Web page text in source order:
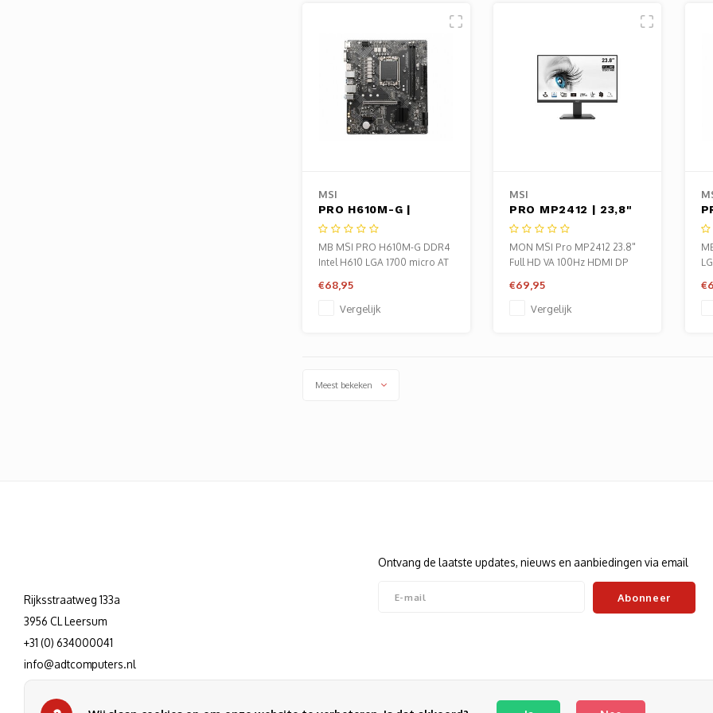
MSI
PRO H610M-G |
Socket LGA 1700 |
Intel H610 | 2xDDR4 |
Micro-ATX |
MB MSI PRO H610M-G DDR4
Intel H610 LGA 1700 micro AT
€68,95
Vergelijk
MSI
PRO MP2412 | 23,8"
Full HD VA Monitor
(100Hz) | 1920x1080 |
HDMI + DisplayPort |
MON MSI Pro MP2412 23.8"
Full HD VA 100Hz HDMI DP
€69,95
Vergelijk
Meest bekeken
Rijksstraatweg 133a
3956 CL Leersum
+31 (0) 634000041
info@adtcomputers.nl
Ontvang de laatste updates, nieuws en aanbiedingen via email
Abonneer